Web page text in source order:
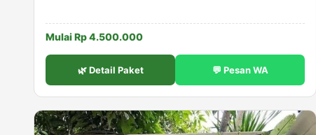
Mulai Rp 4.500.000
🌿 Detail Paket 💬 Pesan WA